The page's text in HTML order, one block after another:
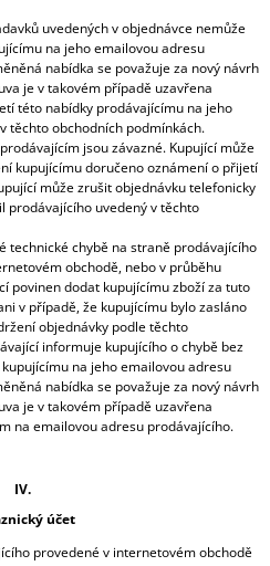
uvedených v objednávce nemůže
na jeho emailovou adresu
nabídka se považuje za nový návrh
je v takovém případě uzavřena
této nabídky prodávajícímu na jeho
těchto obchodních podmínkách.
jsou závazné. Kupující může
kupujícímu doručeno oznámení o přijetí
může zrušit objednávku telefonicky
prodávajícího uvedený v těchto
technické chybě na straně prodávajícího
obchodě, nebo v průběhu
povinen dodat kupujícímu zboží za tuto
v případě, že kupujícímu bylo zasláno
objednávky podle těchto
informuje kupujícího o chybě bez
na jeho emailovou adresu
nabídka se považuje za nový návrh
je v takovém případě uzavřena
na emailovou adresu prodávajícího.
IV.
účet
provedené v internetovém obchodě